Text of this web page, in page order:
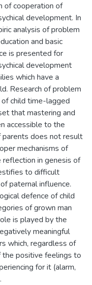
of cooperation of
development. In
analysis of problem
and basic
is presented for
development
which have a
Research of problem
child time-lagged
that mastering and
accessible to the
does not result
mechanisms of
in genesis of
to difficult
paternal influence.
defence of child
of grown man
is played by the
meaningful
which, regardless of
the positive feelings to
for it (alarm,